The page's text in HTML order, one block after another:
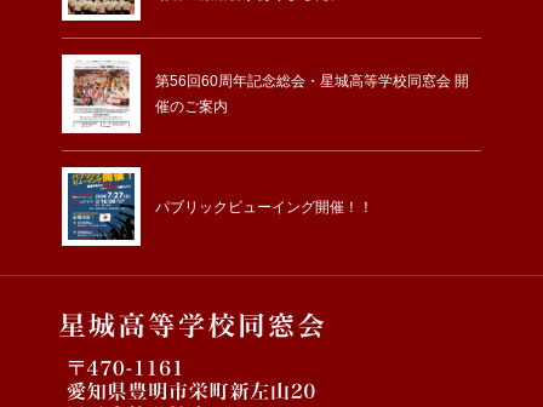
第56回60周年記念総会・星城高等学校同窓会 開
催のご案内
パブリックビューイング開催！！